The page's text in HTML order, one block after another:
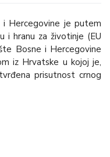
i Hercegovine je putem
i hranu za životinje (EU
Bosne i Hercegovine
iz Hrvatske u kojoj je,
prisutnost crnog